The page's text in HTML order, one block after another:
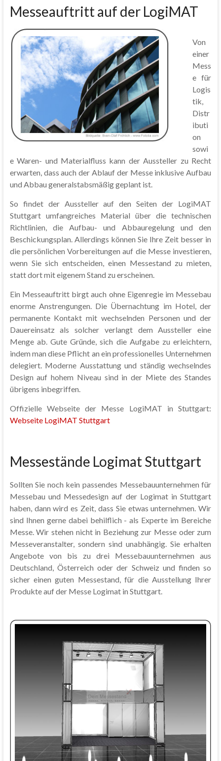
Messeauftritt auf der LogiMAT
Von
einer
Mess
e für
Logis
tik,
Distr
ibuti
on
sowi
e Waren- und Materialfluss kann der Aussteller zu Recht
erwarten, dass auch der Ablauf der Messe inklusive Aufbau
und Abbau generalstabsmäßig geplant ist.
So findet der Aussteller auf den Seiten der LogiMAT
Stuttgart umfangreiches Material über die technischen
Richtlinien, die Aufbau- und Abbauregelung und den
Beschickungsplan. Allerdings können Sie Ihre Zeit besser in
die persönlichen Vorbereitungen auf die Messe investieren,
wenn Sie sich entscheiden, einen Messestand zu mieten,
statt dort mit eigenem Stand zu erscheinen.
Ein Messeauftritt birgt auch ohne Eigenregie im Messebau
enorme Anstrengungen. Die Übernachtung im Hotel, der
permanente Kontakt mit wechselnden Personen und der
Dauereinsatz als solcher verlangt dem Aussteller eine
Menge ab. Gute Gründe, sich die Aufgabe zu erleichtern,
indem man diese Pflicht an ein professionelles Unternehmen
delegiert. Moderne Ausstattung und ständig wechselndes
Design auf hohem Niveau sind in der Miete des Standes
übrigens inbegriffen.
Offizielle Webseite der Messe LogiMAT in Stuttgart:
Webseite LogiMAT Stuttgart
Messestände Logimat Stuttgart
Sollten Sie noch kein passendes Messebauunternehmen für
Messebau und Messedesign auf der Logimat in Stuttgart
haben, dann wird es Zeit, dass Sie etwas unternehmen. Wir
sind Ihnen gerne dabei behilflich - als Experte im Bereiche
Messe. Wir stehen nicht in Beziehung zur Messe oder zum
Messeveranstalter, sondern sind unabhängig. Sie erhalten
Angebote von bis zu drei Messebauunternehmen aus
Deutschland, Österreich oder der Schweiz und finden so
sicher einen guten Messestand, für die Ausstellung Ihrer
Produkte auf der Messe Logimat in Stuttgart.